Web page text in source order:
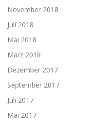
November 2018
Juli 2018
Mai 2018
März 2018
Dezember 2017
September 2017
Juli 2017
Mai 2017